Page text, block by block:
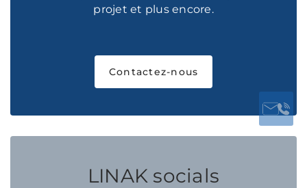
projet et plus encore.
Contactez-nous
LINAK socials